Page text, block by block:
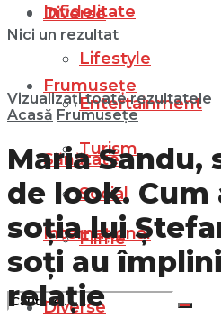
Diverse
Lifestyle
Entertainment
Turism
Social
Filme
Infidelitate
Frumusețe
Sănătate
Internațional
Diverse
Nici un rezultat
Vizualizați toate rezultatele
Acasă Frumusețe
Maria Sandu,
de look. Cum
soția lui
soți au
relație